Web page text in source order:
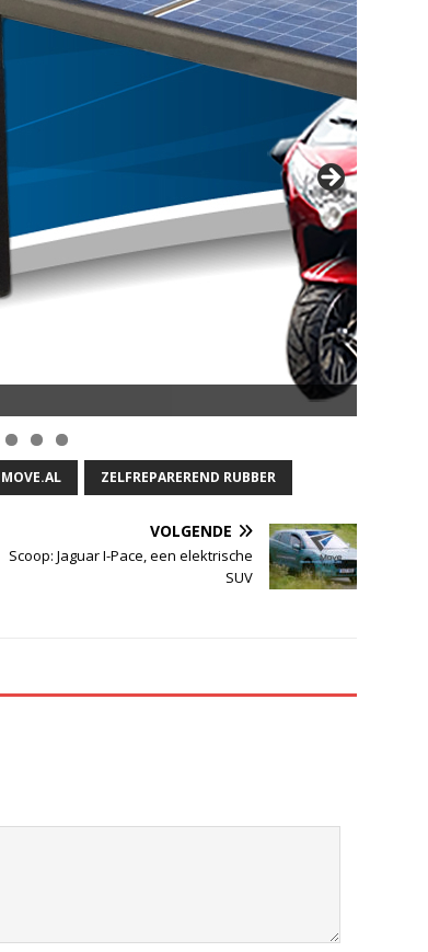
en 50 km Actieradius
ZELFREPAREREND RUBBER
VOLGENDE
Scoop: Jaguar I-Pace, een elektrische
SUV